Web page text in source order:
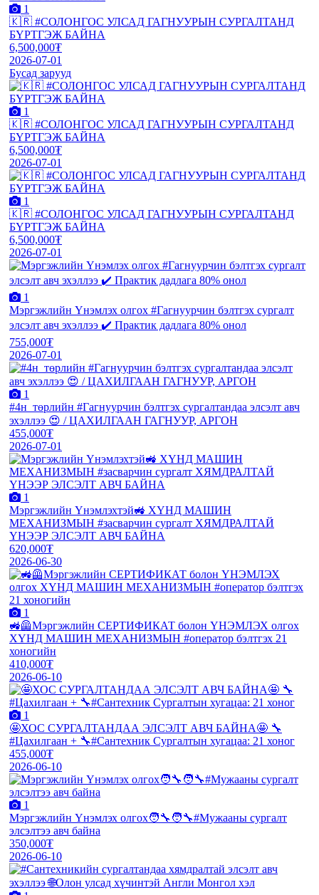
1
🇰🇷 #СОЛОНГОС УЛСАД ГАГНУУРЫН СУРГАЛТАНД
БҮРТГЭЖ БАЙНА
6,500,000₮
2026-07-01
Бусад зарууд
1
🇰🇷 #СОЛОНГОС УЛСАД ГАГНУУРЫН СУРГАЛТАНД
БҮРТГЭЖ БАЙНА
6,500,000₮
2026-07-01
1
🇰🇷 #СОЛОНГОС УЛСАД ГАГНУУРЫН СУРГАЛТАНД
БҮРТГЭЖ БАЙНА
6,500,000₮
2026-07-01
1
Мэргэжлийн Үнэмлэх олгох #Гагнуурчин бэлтгэх сургалт
элсэлт авч эхэллээ ✔️ Практик дадлага 80% онол
755,000₮
2026-07-01
1
#4н_төрлийн #Гагнуурчин бэлтгэх сургалтандаа элсэлт авч
эхэллээ 😍 / ЦАХИЛГААН ГАГНУУР, АРГОН
455,000₮
2026-07-01
1
Мэргэжлийн Үнэмлэхтэй🚜 ХҮНД МАШИН
МЕХАНИЗМЫН #засварчин сургалт ХЯМДРАЛТАЙ
ҮНЭЭР ЭЛСЭЛТ АВЧ БАЙНА
620,000₮
2026-06-30
1
🚜🦺Мэргэжлийн СЕРТИФИКАТ болон ҮНЭМЛЭХ олгох
ХҮНД МАШИН МЕХАНИЗМЫН #оператор бэлтгэх 21
хоногийн
410,000₮
2026-06-10
1
🤩ХОС СУРГАЛТАНДАА ЭЛСЭЛТ АВЧ БАЙНА🤩 🔧
#Цахилгаан + 🔧#Сантехник Сургалтын хугацаа: 21 хоног
455,000₮
2026-06-10
1
Мэргэжлийн Үнэмлэх олгох🧑‍🔧🧑‍🔧#Мужааны сургалт
элсэлтээ авч байна
350,000₮
2026-06-10